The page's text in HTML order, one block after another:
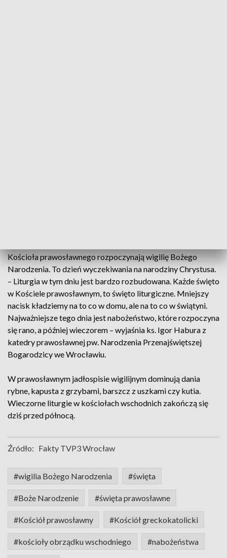
Kościoła prawosławnego rozpoczynają wigilię Bożego
Narodzenia. To dzień wyczekiwania na narodziny Chrystusa.
– Liturgia w tym dniu jest bardzo rozbudowana. Każde święto
w Kościele prawosławnym, to święto liturgiczne. Mniejszy
nacisk kładziemy na to co w domu, ale na to co w świątyni.
Najważniejsze tego dnia jest nabożeństwo, które rozpoczyna
się rano, a później wieczorem – wyjaśnia ks. Igor Habura z
katedry prawosławnej pw. Narodzenia Przenajświętszej
Bogarodzicy we Wrocławiu.
W prawosławnym jadłospisie wigilijnym dominują dania
rybne, kapusta z grzybami, barszcz z uszkami czy kutia.
Wieczorne liturgie w kościołach wschodnich zakończą się
dziś przed północą.
Źródło: Fakty TVP3 Wrocław
#wigilia Bożego Narodzenia #święta
#Boże Narodzenie #święta prawosławne
#Kościół prawosławny #Kościół greckokatolicki
#kościoły obrządku wschodniego #nabożeństwa